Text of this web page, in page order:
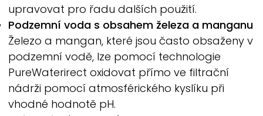
upravovat pro řadu dalších použití.
Podzemní voda s obsahem železa a manganu
Železo a mangan, které jsou často obsaženy v
podzemní vodě, lze pomocí technologie
PureWaterirect oxidovat přímo ve filtrační
nádrži pomocí atmosférického kyslíku při
vhodné hodnotě pH.